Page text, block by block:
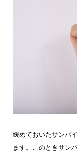
緩めておいたサンバ
ます。このときサン